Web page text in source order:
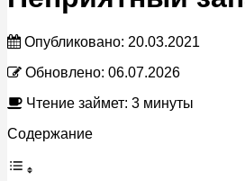
Опубликовано: 20.03.2021
Обновлено: 06.07.2026
Чтение займет: 3 минуты
Содержание